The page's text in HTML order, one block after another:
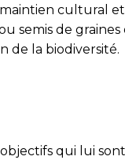
cultural
semis de
de la biodiversité.
qui lui